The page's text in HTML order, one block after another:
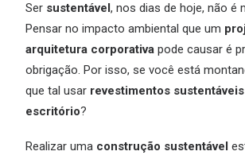
Ser sustentável, nos dias de hoje, não é
Pensar no impacto ambiental que um
arquitetura corporativa pode causar é
obrigação. Por isso, se você está
que tal usar revestimentos
escritório?
Realizar uma construção sustentável